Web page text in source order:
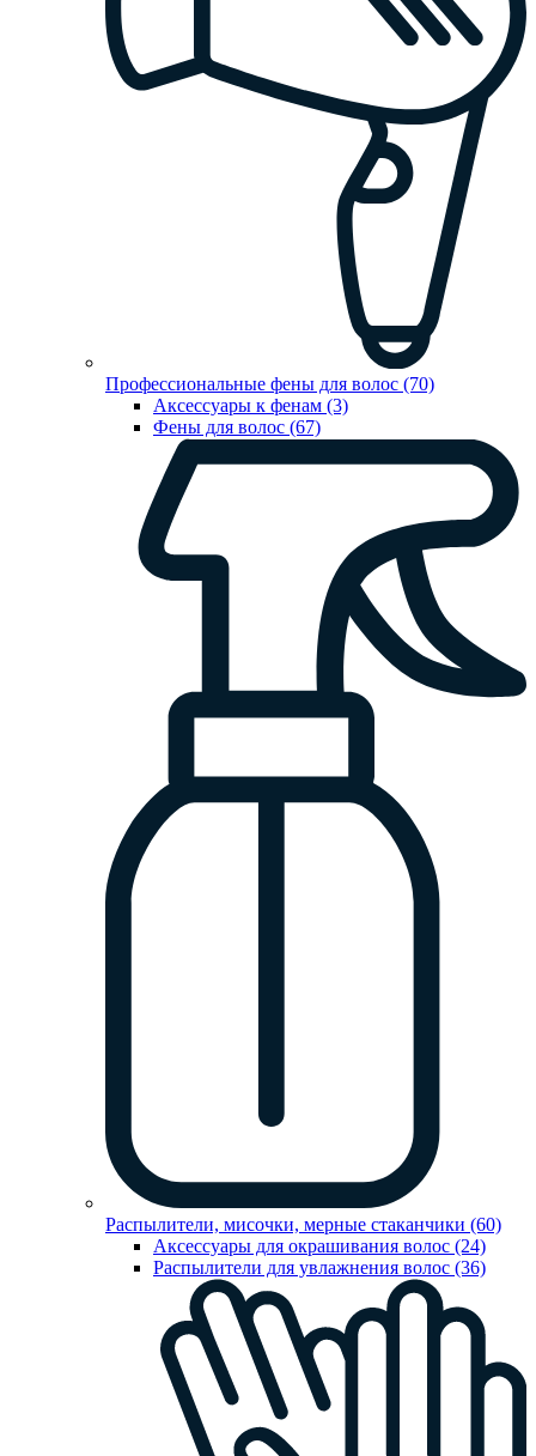
Профессиональные фены для волос (70)
Аксессуары к фенам (3)
Фены для волос (67)
Распылители, мисочки, мерные стаканчики (60)
Аксессуары для окрашивания волос (24)
Распылители для увлажнения волос (36)